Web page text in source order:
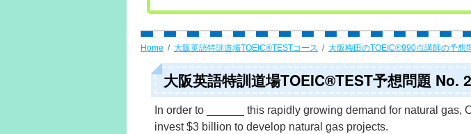
Home 大阪英語特訓道場TOEIC®TESTコース 大阪梅田のTOEIC®990点講師の予想
大阪英語特訓道場TOEIC®TEST予想問題 No.
In order to ______ this rapidly growing demand for natural gas,
invest $3 billion to develop natural gas projects.